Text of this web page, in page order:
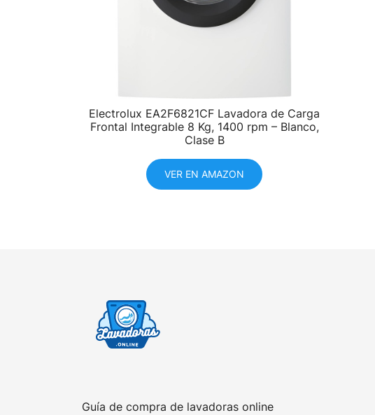
Electrolux EA2F6821CF Lavadora de Carga
Frontal Integrable 8 Kg, 1400 rpm – Blanco,
Clase B
VER EN AMAZON
Guía de compra de lavadoras online